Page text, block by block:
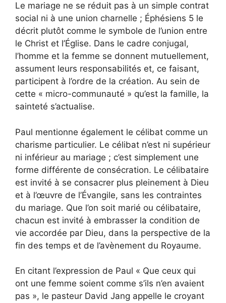
Le mariage ne se réduit pas à un simple contrat
social ni à une union charnelle ; Éphésiens 5 le
décrit plutôt comme le symbole de l’union entre
le Christ et l’Église. Dans le cadre conjugal,
l’homme et la femme se donnent mutuellement,
assument leurs responsabilités et, ce faisant,
participent à l’ordre de la création. Au sein de
cette « micro-communauté » qu’est la famille, la
sainteté s’actualise.
Paul mentionne également le célibat comme un
charisme particulier. Le célibat n’est ni supérieur
ni inférieur au mariage ; c’est simplement une
forme différente de consécration. Le célibataire
est invité à se consacrer plus pleinement à Dieu
et à l’œuvre de l’Évangile, sans les contraintes
du mariage. Que l’on soit marié ou célibataire,
chacun est invité à embrasser la condition de
vie accordée par Dieu, dans la perspective de la
fin des temps et de l’avènement du Royaume.
En citant l’expression de Paul « Que ceux qui
ont une femme soient comme s’ils n’en avaient
pas », le pasteur David Jang appelle le croyant